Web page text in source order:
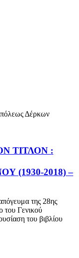
Δέρκων
ΤΙΤΛΟΝ :
(1930-2018) –
της 28ης
του Γενικού
του βιβλίου